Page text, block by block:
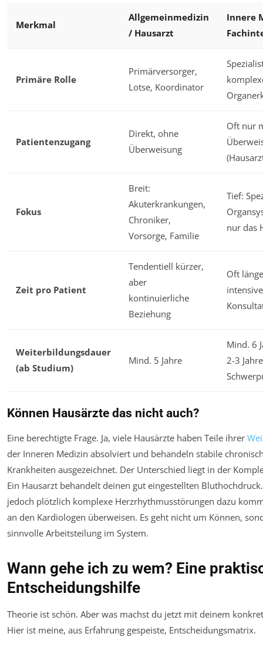
Merkmal
Allgemeinmedizin
/ Hausarzt
Innere
Primäre Rolle
Primärversorger,
Lotse, Koordinator
Patientenzugang
Direkt, ohne
Überweisung
Oft nur
Fokus
Breit:
Akuterkrankungen,
Chroniker,
Vorsorge, Familie
Tief:
nur das
Zeit pro Patient
Tendentiell kürzer,
aber
kontinuierliche
Beziehung
Oft
intensive
Weiterbildungsdauer
(ab Studium)
Mind. 5 Jahre
Mind. 6
2-3
Können Hausärzte das nicht auch?
Eine berechtigte Frage. Ja, viele Hausärzte haben Teile ihrer
der Inneren Medizin absolviert und behandeln stabile
Krankheiten ausgezeichnet. Der Unterschied liegt in der
Ein Hausarzt behandelt deinen gut eingestellten
jedoch plötzlich komplexe Herzrhythmusstörungen dazu
an den Kardiologen überweisen. Es geht nicht um Können,
sinnvolle Arbeitsteilung im System.
Wann gehe ich zu wem? Eine
Entscheidungshilfe
Theorie ist schön. Aber was machst du jetzt mit deinem
Hier ist meine, aus Erfahrung gespeiste, Entscheidungsmatrix.